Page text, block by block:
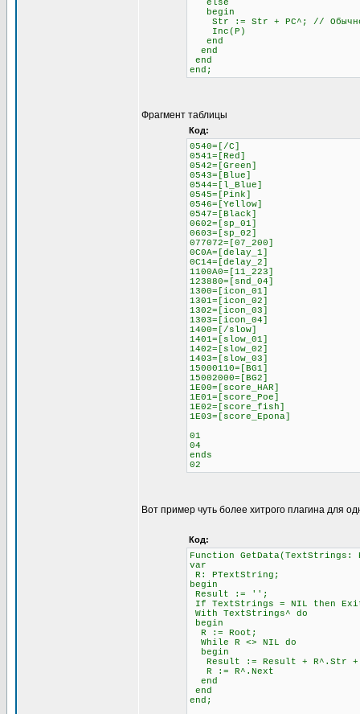
else
begin
Str := Str + PC^; // Обычное
Inc(P)
end
end
end
end;
Фрагмент таблицы
Код:
0540=[/C]
0541=[Red]
0542=[Green]
0543=[Blue]
0544=[l_Blue]
0545=[Pink]
0546=[Yellow]
0547=[Black]
0602=[sp_01]
0603=[sp_02]
077072=[07_200]
0C0A=[delay_1]
0C14=[delay_2]
1100A0=[11_223]
123880=[snd_04]
1300=[icon_01]
1301=[icon_02]
1302=[icon_03]
1303=[icon_04]
1400=[/slow]
1401=[slow_01]
1402=[slow_02]
1403=[slow_03]
15000110=[BG1]
15002000=[BG2]
1E00=[score_HAR]
1E01=[score_Poe]
1E02=[score_fish]
1E03=[score_Epona]
01
04
ends
02
Вот пример чуть более хитрого плагина для
Код:
Function
var
R: PTextString;
begin
Result := '';
If TextStrings = NIL then
With TextStrings^ do
begin
R := Root;
While R <> NIL do
begin
Result := Result + R^.Str +
R := R^.Next
end
end
end;